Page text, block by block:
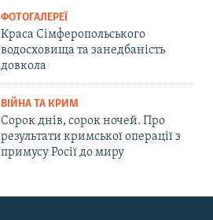
ФОТОГАЛЕРЕЇ
Краса Сімферопольського
водосховища та занедбаність
довкола
ВІЙНА ТА КРИМ
Сорок днів, сорок ночей. Про
результати кримської операції з
примусу Росії до миру